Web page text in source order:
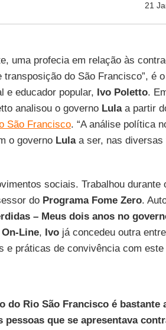
21
uma profecia em relação às
do São Francisco”, é
e educador popular, Ivo Poletto.
analisou o governo Lulaa partir
São Francisco. “A análise política
o governo Lulaa ser, nas diversas
sociais. Trabalhou durante
do Programa Fome Zero.
– Meus dois anos no
On-Line, Ivo já concedeu outra
e práticas de convivência com este
do Rio São Francisco é bastante
que se apresentava